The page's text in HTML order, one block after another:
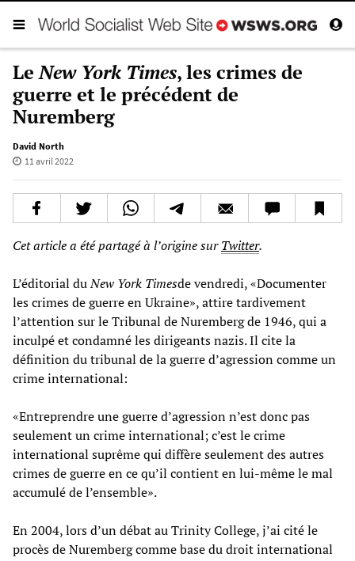
LeNew York Times, les crimes de
guerre et le précédent de
Nuremberg
David North
11 avril 2022
Cet article a été partagé à l’origine surTwitter.
L’éditorial duNew York Timesde vendredi, «Documenter
les crimes de guerre en Ukraine», attire tardivement
l’attention sur le Tribunal de Nuremberg de 1946, qui a
inculpé et condamné les dirigeants nazis. Il cite la
définition du tribunal de la guerre d’agression comme un
crime international:
«Entreprendre une guerre d’agression n’est donc pas
seulement un crime international; c’est le crime
international suprême qui diffère seulement des autres
crimes de guerre en ce qu’il contient en lui-même le mal
accumulé de l’ensemble».
En 2004, lors d’un débat au Trinity College, j’ai cité le
procès de Nuremberg comme base du droit international